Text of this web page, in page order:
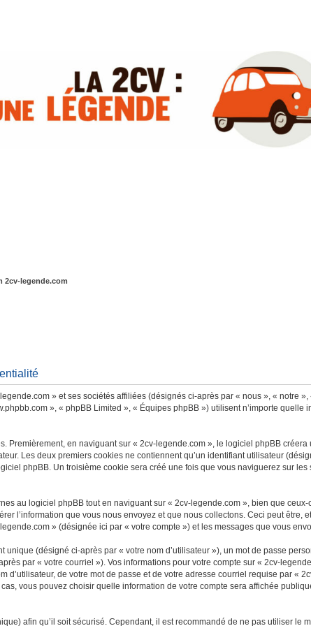
2cv-legende.com
» et ses sociétés affiliées (désignés ci-après par « nous », « notre
», « phpBB Limited », « Équipes phpBB ») utilisent n’importe
Premièrement, en naviguant sur « 2cv-legende.com », le logiciel phpBB
Les deux premiers cookies ne contiennent qu’un identifiant utilisateur
phpBB. Un troisième cookie sera créé une fois que vous naviguerez sur
au logiciel phpBB tout en naviguant sur « 2cv-legende.com », bien que
l’information que vous nous envoyez et que nous collectons. Ceci peut
» (désignée ici par « votre compte ») et les messages que vous
unique (désigné ci-après par « votre nom d’utilisateur »), un mot de passe
par « votre courriel »). Vos informations pour votre compte sur « 2cv-
d’utilisateur, de votre mot de passe et de votre adresse courriel requise par «
vous pouvez choisir quelle information de votre compte sera affichée
afin qu’il soit sécurisé. Cependant, il est recommandé de ne pas utiliser le